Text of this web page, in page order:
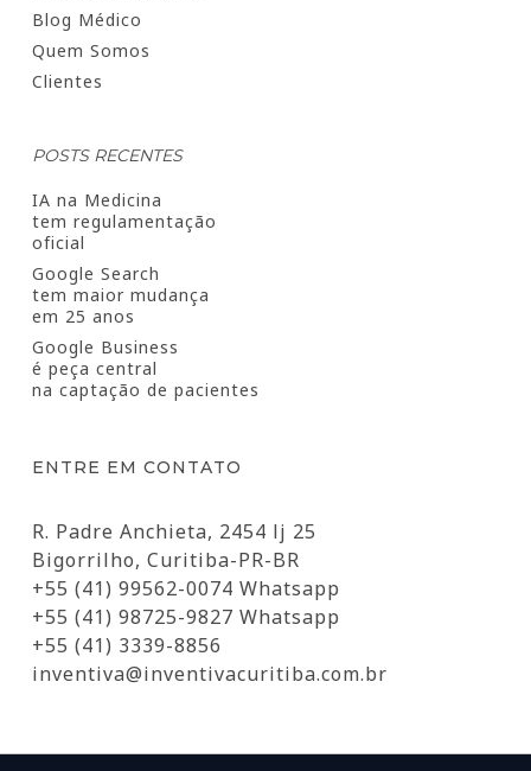
Blog Médico
Quem Somos
Clientes
POSTS RECENTES
IA na Medicina
tem regulamentação
oficial
Google Search
tem maior mudança
em 25 anos
Google Business
é peça central
na captação de pacientes
ENTRE EM CONTATO
R. Padre Anchieta, 2454 lj 25
Bigorrilho, Curitiba-PR-BR
+55 (41) 99562-0074 Whatsapp
+55 (41) 98725-9827 Whatsapp
+55 (41) 3339-8856
inventiva@inventivacuritiba.com.br